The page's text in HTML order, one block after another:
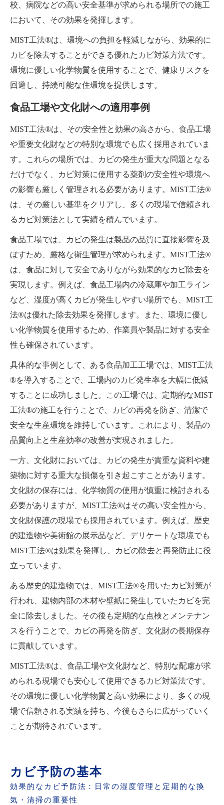
校、病院などの高い安全基準が求められる場所での施工
において、その効果を発揮します。
MIST工法®は、環境への負担を軽減しながら、効果的に
カビを除去することができる優れたカビ対策方法です。
環境に優しい化学物質を使用することで、健康リスクを
回避し、持続可能な住環境を提供します。
食品工場や文化財への適用事例
MIST工法®は、その安全性と効果の高さから、食品工場
や重要文化財などの特別な環境でも広く採用されていま
す。これらの場所では、カビの発生が重大な問題となる
だけでなく、カビ対策に使用する薬剤の安全性や環境へ
の影響も厳しく管理される必要があります。MIST工法®
は、その厳しい基準をクリアし、多くの現場で信頼され
るカビ対策法として実績を積んでいます。
食品工場では、カビの発生は製品の品質に直接影響を及
ぼすため、厳格な衛生管理が求められます。MIST工法®
は、食品に対して安全でありながら効果的なカビ除去を
実現します。例えば、食品工場内の冷蔵庫や加工ライン
など、湿度が高くカビが発生しやすい場所でも、MIST工
法®は優れた除去効果を発揮します。また、環境に優し
い化学物質を使用するため、作業員や製品に対する安全
性も確保されています。
具体的な事例として、ある食品加工工場では、MIST工法
®を導入することで、工場内のカビ発生率を大幅に低減
することに成功しました。この工場では、定期的なMIST
工法®の施工を行うことで、カビの再発を防ぎ、清潔で
安全な生産環境を維持しています。これにより、製品の
品質向上と生産効率の改善が実現されました。
一方、文化財においては、カビの発生が貴重な資料や建
築物に対する重大な損傷を引き起こすことがあります。
文化財の保存には、化学物質の使用が慎重に検討される
必要がありますが、MIST工法®はその高い安全性から、
文化財保護の現場でも採用されています。例えば、歴史
的建造物や美術館の展示品など、デリケートな環境でも
MIST工法®は効果を発揮し、カビの除去と再発防止に役
立っています。
ある歴史的建造物では、MIST工法®を用いたカビ対策が
行われ、建物内部の木材や壁紙に発生していたカビを完
全に除去しました。その後も定期的な点検とメンテナン
スを行うことで、カビの再発を防ぎ、文化財の長期保存
に貢献しています。
MIST工法®は、食品工場や文化財など、特別な配慮が求
められる現場でも安心して使用できるカビ対策法です。
その環境に優しい化学物質と高い効果により、多くの現
場で信頼される実績を持ち、今後もさらに広がっていく
ことが期待されています。
カビ予防の基本
効果的なカビ予防法：日常の湿度管理と定期的な換
気・清掃の重要性